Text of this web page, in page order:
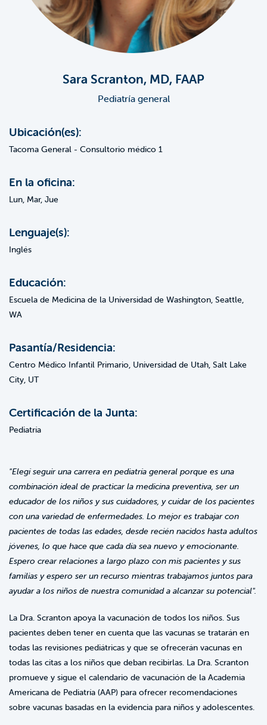
Sara Scranton, MD, FAAP
Pediatría general
Ubicación(es):
Tacoma General - Consultorio médico 1
En la oficina:
Lun, Mar, Jue
Lenguaje(s):
Inglés
Educación:
Escuela de Medicina de la Universidad de Washington, Seattle,
WA
Pasantía/Residencia:
Centro Médico Infantil Primario, Universidad de Utah, Salt Lake
City, UT
Certificación de la Junta:
Pediatría
"Elegí seguir una carrera en pediatría general porque es una
combinación ideal de practicar la medicina preventiva, ser un
educador de los niños y sus cuidadores, y cuidar de los pacientes
con una variedad de enfermedades. Lo mejor es trabajar con
pacientes de todas las edades, desde recién nacidos hasta adultos
jóvenes, lo que hace que cada día sea nuevo y emocionante.
Espero crear relaciones a largo plazo con mis pacientes y sus
familias y espero ser un recurso mientras trabajamos juntos para
ayudar a los niños de nuestra comunidad a alcanzar su potencial".
La Dra. Scranton apoya la vacunación de todos los niños. Sus
pacientes deben tener en cuenta que las vacunas se tratarán en
todas las revisiones pediátricas y que se ofrecerán vacunas en
todas las citas a los niños que deban recibirlas. La Dra. Scranton
promueve y sigue el calendario de vacunación de la Academia
Americana de Pediatría (AAP) para ofrecer recomendaciones
sobre vacunas basadas en la evidencia para niños y adolescentes.